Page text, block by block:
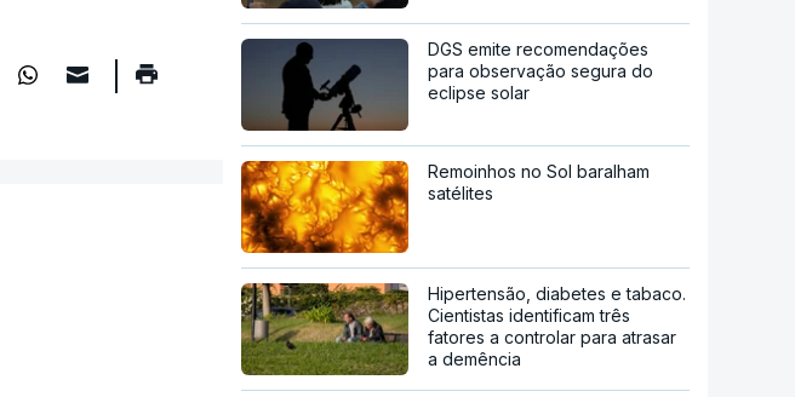
DGS emite recomendações
para observação segura do
eclipse solar
Remoinhos no Sol baralham
satélites
Hipertensão, diabetes e tabaco.
Cientistas identificam três
fatores a controlar para atrasar
a demência